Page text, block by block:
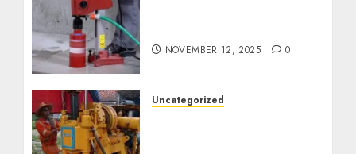
NOVEMBER 12, 2025 0
Uncategorized